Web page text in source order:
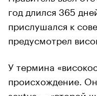
год длился 365
прислушался к
предусмотрел
У термина
происхождение.